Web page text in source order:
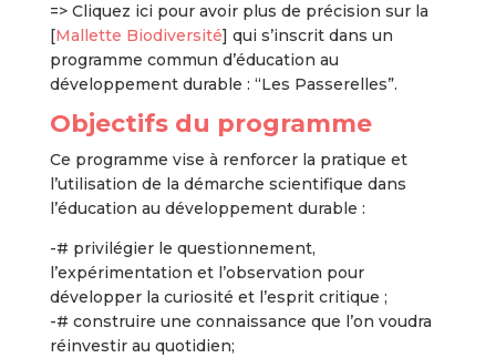
=> Cliquez ici pour avoir plus de précision sur la
[Mallette Biodiversité] qui s’inscrit dans un
programme commun d’éducation au
développement durable : “Les Passerelles”.
Objectifs du programme
Ce programme vise à renforcer la pratique et
l’utilisation de la démarche scientifique dans
l’éducation au développement durable :
-# privilégier le questionnement,
l’expérimentation et l’observation pour
développer la curiosité et l’esprit critique ;
-# construire une connaissance que l’on voudra
réinvestir au quotidien;